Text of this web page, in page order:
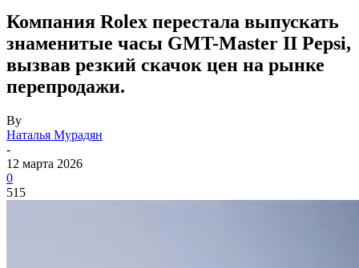
Компания Rolex перестала выпускать
знаменитые часы GMT-Master II Pepsi,
вызвав резкий скачок цен на рынке
перепродажи.
By
Наталья Мурадян
-
12 марта 2026
0
515